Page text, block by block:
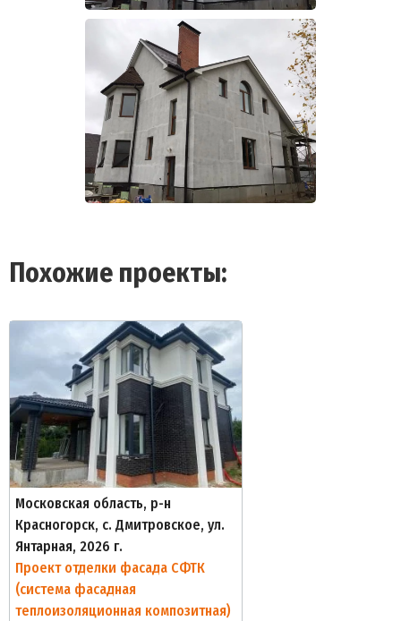
Похожие проекты:
Московская область, р-н
Красногорск, с. Дмитровское, ул.
Янтарная, 2026 г.
Проект отделки фасада СФТК
(система фасадная
теплоизоляционная композитная)